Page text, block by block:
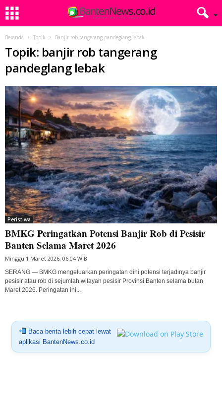
Beranda Topik Banjir rob tangerang pandeglang lebak
Topik: banjir rob tangerang
pandeglang lebak
Peristiwa
BMKG Peringatkan Potensi Banjir Rob di Pesisir
Banten Selama Maret 2026
Minggu 1 Maret 2026, 06:04 WIB
SERANG — BMKG mengeluarkan peringatan dini potensi terjadinya banjir
pesisir atau rob di sejumlah wilayah pesisir Provinsi Banten selama bulan
Maret 2026. Peringatan ini...
Baca berita lebih cepat lewat
aplikasi BantenNews.co.id